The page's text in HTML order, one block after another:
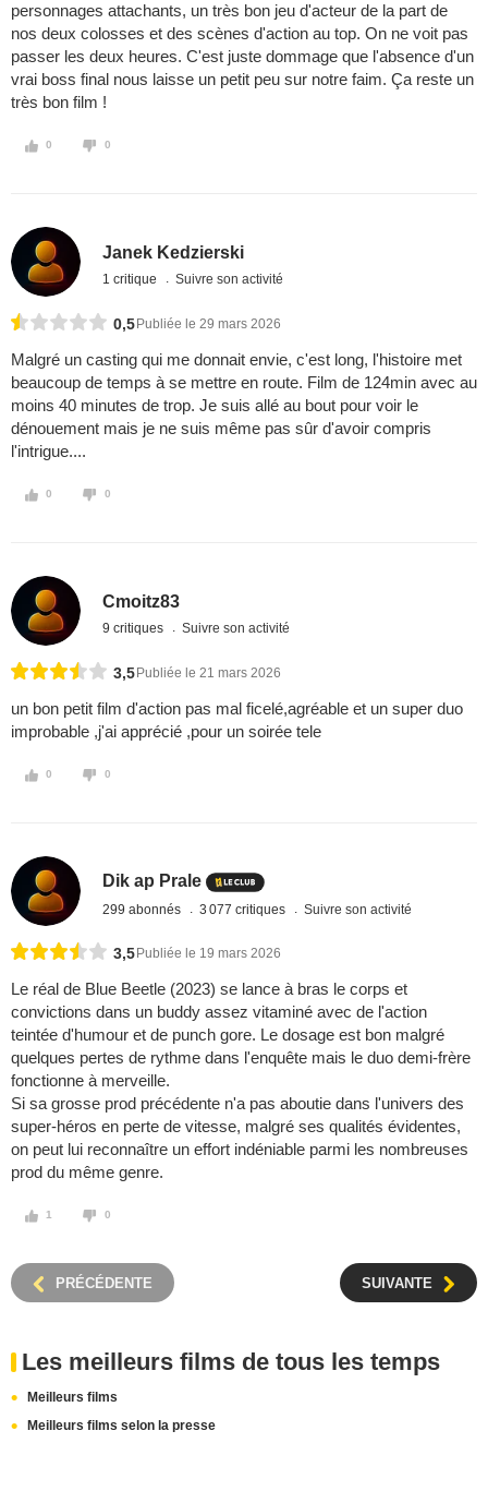
personnages attachants, un très bon jeu d'acteur de la part de
nos deux colosses et des scènes d'action au top. On ne voit pas
passer les deux heures. C'est juste dommage que l'absence d'un
vrai boss final nous laisse un petit peu sur notre faim. Ça reste un
très bon film !
0 0
Janek Kedzierski
1 critique Suivre son activité
0,5 Publiée le 29 mars 2026
Malgré un casting qui me donnait envie, c'est long, l'histoire met
beaucoup de temps à se mettre en route. Film de 124min avec au
moins 40 minutes de trop. Je suis allé au bout pour voir le
dénouement mais je ne suis même pas sûr d'avoir compris
l'intrigue....
0 0
Cmoitz83
9 critiques Suivre son activité
3,5 Publiée le 21 mars 2026
un bon petit film d'action pas mal ficelé,agréable et un super duo
improbable ,j'ai apprécié ,pour un soirée tele
0 0
Dik ap Prale
299 abonnés 3 077 critiques Suivre son activité
3,5 Publiée le 19 mars 2026
Le réal de Blue Beetle (2023) se lance à bras le corps et
convictions dans un buddy assez vitaminé avec de l'action
teintée d'humour et de punch gore. Le dosage est bon malgré
quelques pertes de rythme dans l'enquête mais le duo demi-frère
fonctionne à merveille.
Si sa grosse prod précédente n'a pas aboutie dans l'univers des
super-héros en perte de vitesse, malgré ses qualités évidentes,
on peut lui reconnaître un effort indéniable parmi les nombreuses
prod du même genre.
1 0
PRÉCÉDENTE SUIVANTE
Les meilleurs films de tous les temps
Meilleurs films
Meilleurs films selon la presse